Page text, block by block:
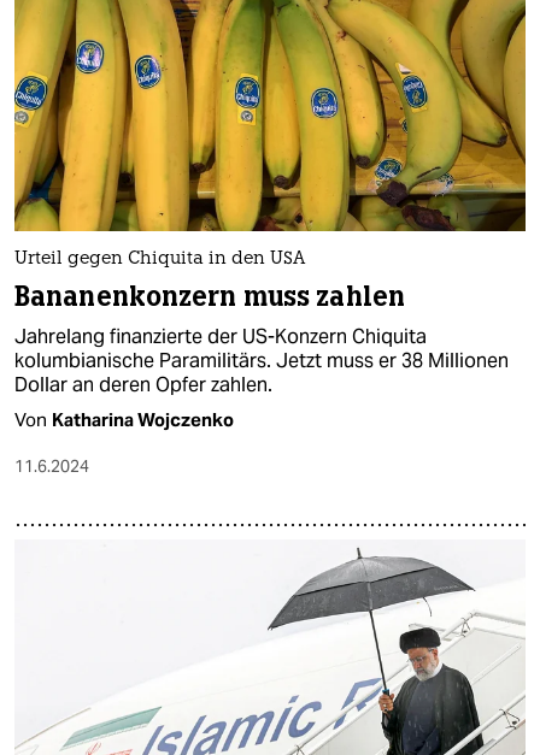
Urteil gegen Chiquita in den USA
Bananen­konzern muss zahlen
Jahrelang finanzierte der US-Konzern Chiquita
kolumbianische Paramilitärs. Jetzt muss er 38 Millionen
Dollar an deren Opfer zahlen.
Von Katharina Wojczenko
11.6.2024